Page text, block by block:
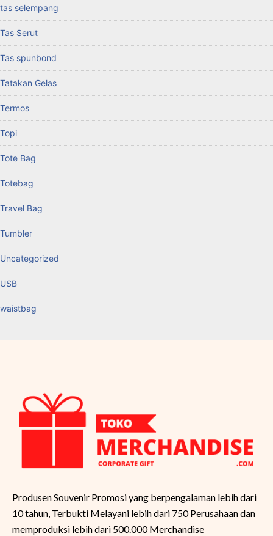
tas selempang
Tas Serut
Tas spunbond
Tatakan Gelas
Termos
Topi
Tote Bag
Totebag
Travel Bag
Tumbler
Uncategorized
USB
waistbag
Produsen Souvenir Promosi yang berpengalaman lebih dari
10 tahun, Terbukti Melayani lebih dari 750 Perusahaan dan
memproduksi lebih dari 500.000 Merchandise